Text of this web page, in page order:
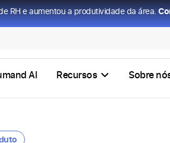
RH e aumentou a produtividade da área.
AI Recursos Sobre